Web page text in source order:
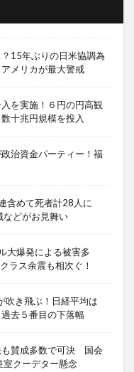
15年ぶりの日米協調為
メリカが最大警戒
を実施！６円の円高観
十兆円規模を投入
治資金パーティー！福
含めて死者計28人に
などがお見舞い
大爆発による被害多
ラス余震も相次ぐ！
吹き飛ぶ！日経平均は
去５番目の下落幅
も賛成多数で可決 国会
クーデター懸念